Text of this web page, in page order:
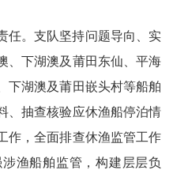
任。支队坚持问题导向、实
、下湖澳及莆田东仙、平海
下湖澳及莆田嵌头村等船舶
、抽查核验应休渔船停泊情
作，全面排查休渔监管工作
渔船舶监管，构建层层负